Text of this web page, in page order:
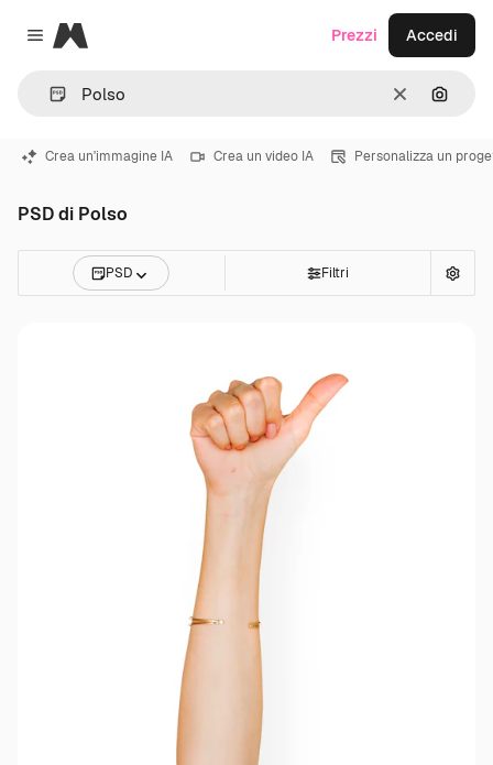
Close menu
Magnific
CancellaCerca
Prezzi Accedi
Crea un'immagine IA Crea un video IA Personalizza un
PSD di Polso
PSD Filtri